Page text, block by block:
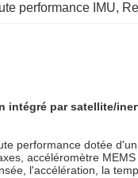
performance IMU,
intégré par satellite/
performance dotée
accéléromètre
l'accélération, la